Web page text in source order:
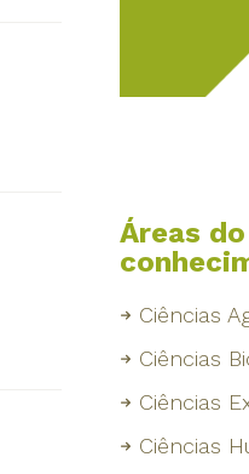
Áreas do
Ciências
Ciências
Ciências
Ciências